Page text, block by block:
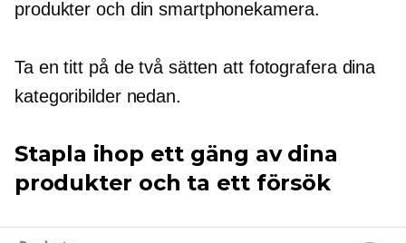
produkter och din smartphonekamera.
Ta en titt på de två sätten att fotografera dina
kategoribilder nedan.
Stapla ihop ett gäng av dina
produkter och ta ett försök